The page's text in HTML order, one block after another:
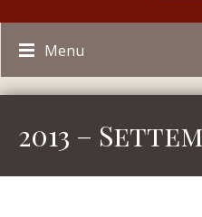
Menu
2013 –